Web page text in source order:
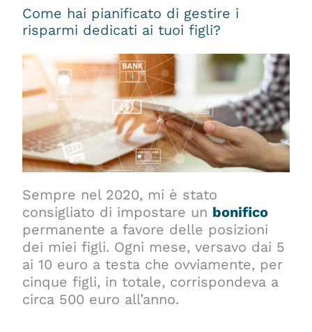
Come hai pianificato di gestire i
risparmi dedicati ai tuoi figli?
Sempre nel 2020, mi è stato
consigliato di impostare un bonifico
permanente a favore delle posizioni
dei miei figli. Ogni mese, versavo dai 5
ai 10 euro a testa che ovviamente, per
cinque figli, in totale, corrispondeva a
circa 500 euro all’anno.